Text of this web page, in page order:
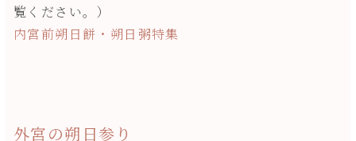
覧ください。）
内宮前朔日餅・朔日粥特集
外宮の朔日参り